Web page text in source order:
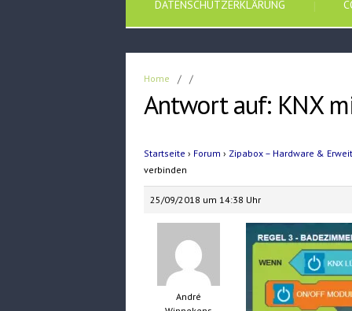
DATENSCHUTZERKLÄRUNG
Home / /
Antwort auf: KNX
Startseite › Forum › Zipabox – Hardware &
verbinden
25/09/2018 um 14:38 Uhr
André